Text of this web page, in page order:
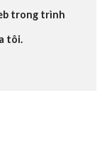
trong trình
tôi.